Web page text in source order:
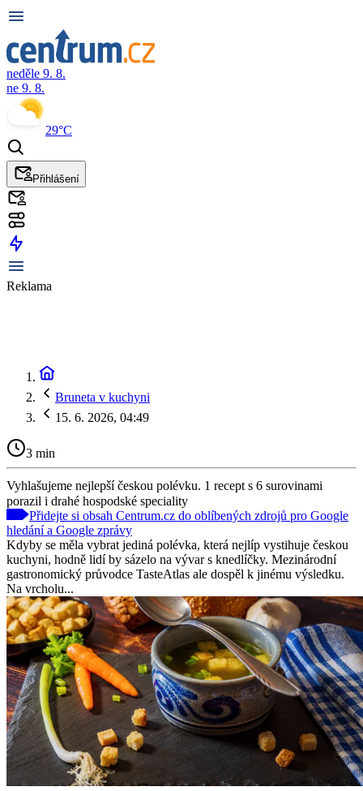
neděle 9. 8.
ne 9. 8.
29°C
Přihlášení
Reklama
Bruneta v kuchyni
15. 6. 2026, 04:49
3 min
Vyhlašujeme nejlepší českou polévku. 1 recept s 6 surovinami
porazil i drahé hospodské speciality
Přidejte si obsah Centrum.cz do oblíbených zdrojů pro Google
hledání a Google zprávy
Kdyby se měla vybrat jediná polévka, která nejlíp vystihuje českou
kuchyni, hodně lidí by sázelo na vývar s knedlíčky. Mezinárodní
gastronomický průvodce TasteAtlas ale dospěl k jinému výsledku.
Na vrcholu...